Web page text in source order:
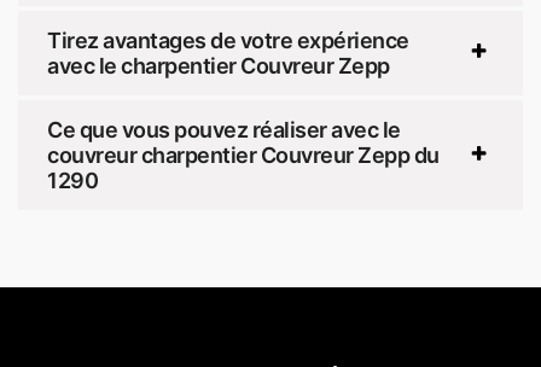
Tirez avantages de votre expérience
avec le charpentier Couvreur Zepp
Ce que vous pouvez réaliser avec le
couvreur charpentier Couvreur Zepp du
1290